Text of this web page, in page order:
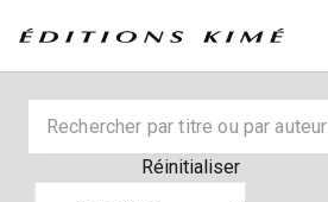
Réinitialiser